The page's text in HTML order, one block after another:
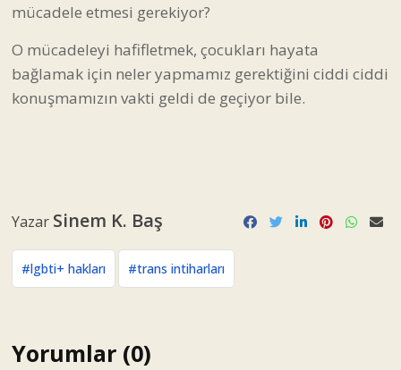
mücadele etmesi gerekiyor?
O mücadeleyi hafifletmek, çocukları hayata
bağlamak için neler yapmamız gerektiğini ciddi ciddi
konuşmamızın vakti geldi de geçiyor bile.
Yazar Sinem K. Baş
#lgbti+ hakları #trans intiharları
Yorumlar (0)